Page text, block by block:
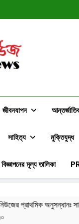
প্রাথমিক অনুসন্ধানঃ
প্রাথমিক অনুসন্ধানঃ
জীবনযাপন
সাহিত্য মুক্তিযুদ্ধ
বিজ্ঞাপনের মূল্য তালিকা
সমালোচনার